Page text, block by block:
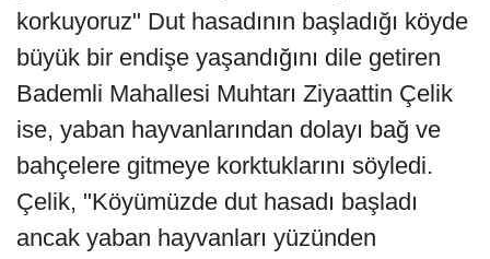
korkuyoruz" Dut hasadının başladığı köyde
büyük bir endişe yaşandığını dile getiren
Bademli Mahallesi Muhtarı Ziyaattin Çelik
ise, yaban hayvanlarından dolayı bağ ve
bahçelere gitmeye korktuklarını söyledi.
Çelik, "Köyümüzde dut hasadı başladı
ancak yaban hayvanları yüzünden